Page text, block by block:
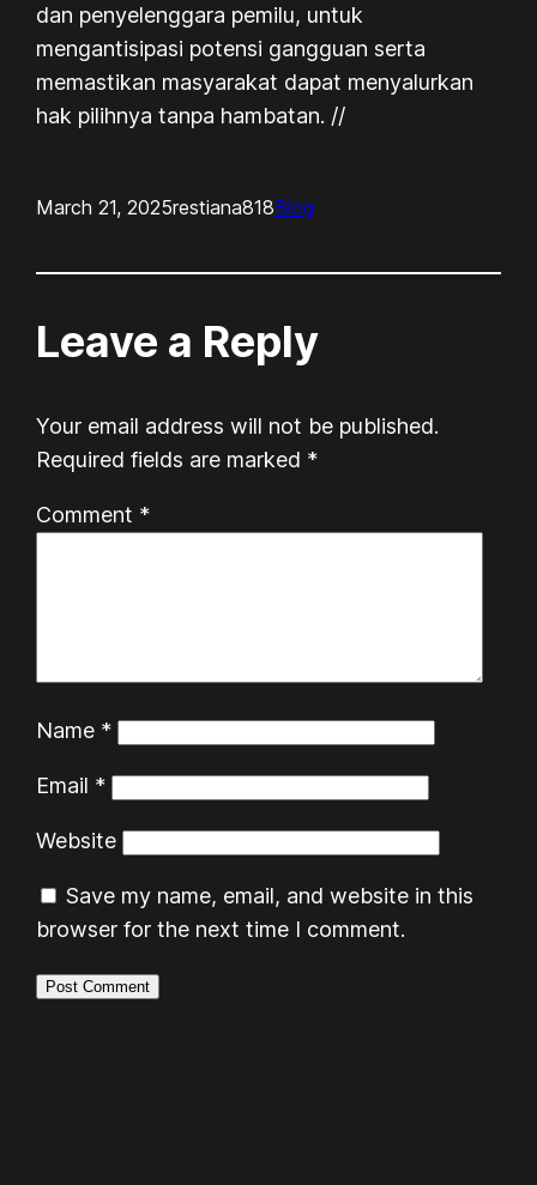
dan penyelenggara pemilu, untuk
mengantisipasi potensi gangguan serta
memastikan masyarakat dapat menyalurkan
hak pilihnya tanpa hambatan. //
March 21, 2025restiana818Blog
Leave a Reply
Your email address will not be published.
Required fields are marked *
Comment *
Name *
Email *
Website
Save my name, email, and website in this
browser for the next time I comment.